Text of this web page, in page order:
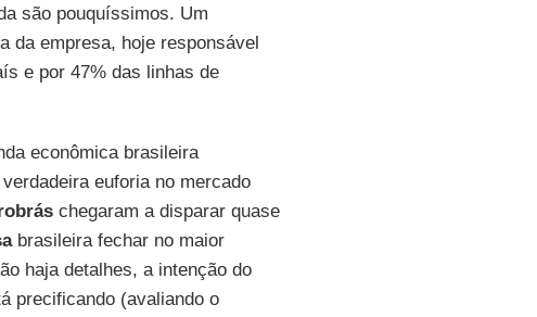
são pouquíssimos. Um
da empresa, hoje responsável
e por 47% das linhas de
econômica brasileira
euforia no mercado
chegaram a disparar quase
brasileira fechar no maior
haja detalhes, a intenção do
precificando (avaliando o